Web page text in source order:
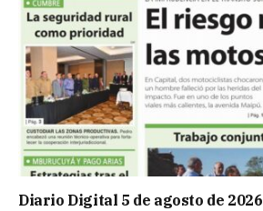
Diario Digital 5 de agosto de 2026